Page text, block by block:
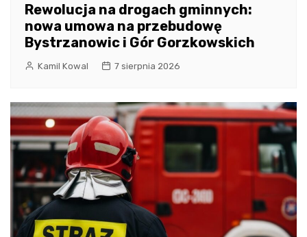
Rewolucja na drogach gminnych:
nowa umowa na przebudowę
Bystrzanowic i Gór Gorzkowskich
Kamil Kowal 7 sierpnia 2026